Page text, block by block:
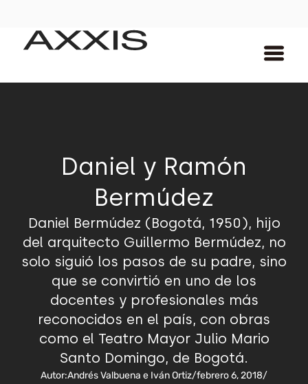
Daniel y Ramón
Bermúdez
Daniel Bermúdez (Bogotá, 1950), hijo
del arquitecto Guillermo Bermúdez, no
solo siguió los pasos de su padre, sino
que se convirtió en uno de los
docentes y profesionales más
reconocidos en el país, con obras
como el Teatro Mayor Julio Mario
Santo Domingo, de Bogotá.
Autor:Andrés Valbuena e Iván Ortiz/febrero 6, 2018/